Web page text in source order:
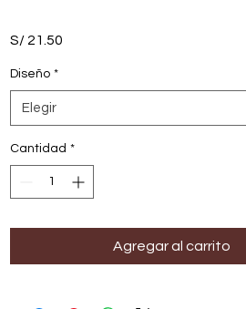
S/ 21.50
Diseño *
Elegir
Cantidad *
Agregar al carrito